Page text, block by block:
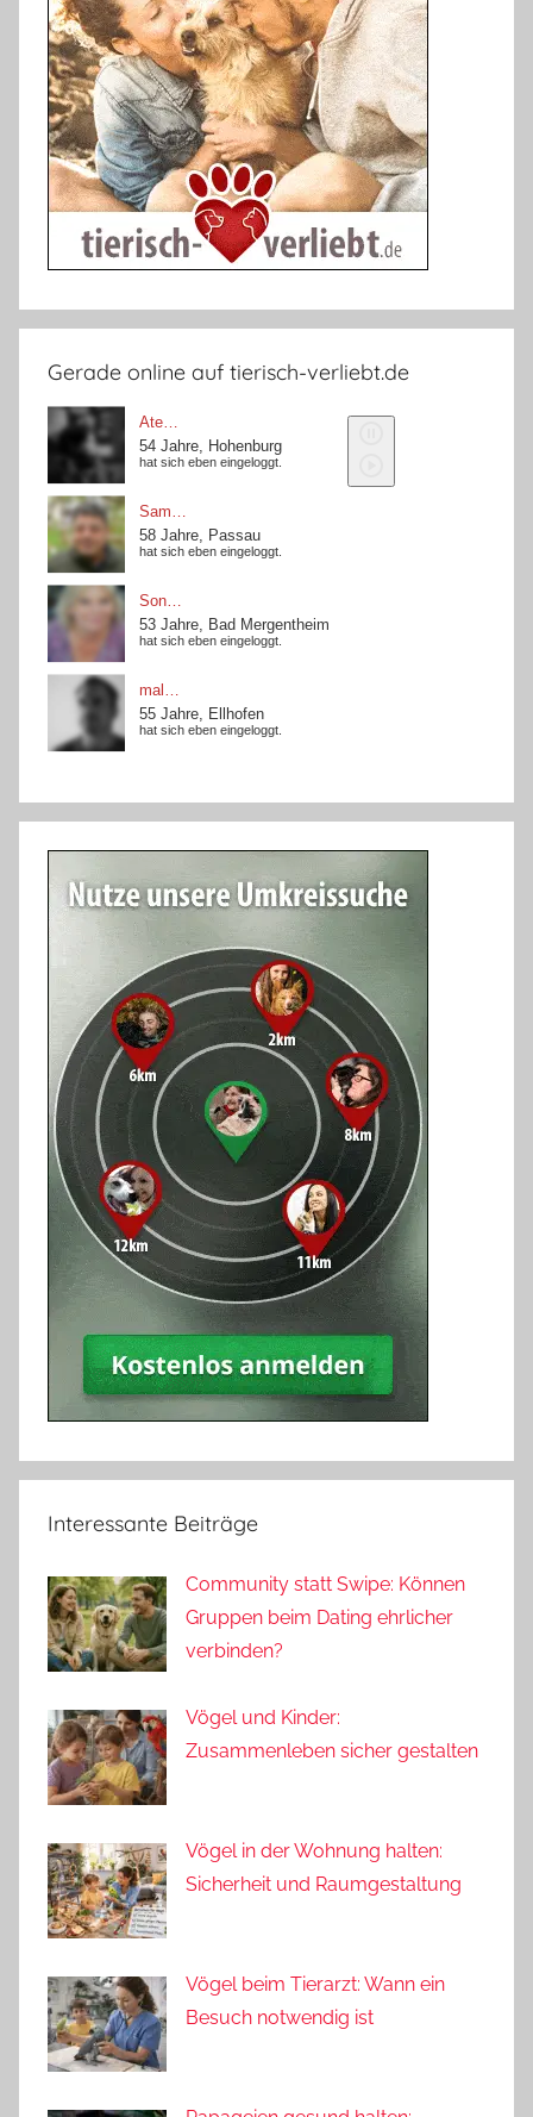
Gerade online auf tierisch-verliebt.de
Interessante Beiträge
Community statt Swipe: Können
Gruppen beim Dating ehrlicher
verbinden?
Vögel und Kinder:
Zusammenleben sicher gestalten
Vögel in der Wohnung halten:
Sicherheit und Raumgestaltung
Vögel beim Tierarzt: Wann ein
Besuch notwendig ist